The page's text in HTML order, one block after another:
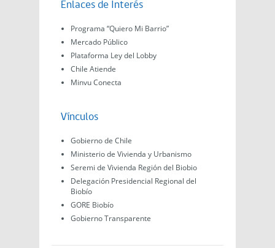
Enlaces de Interés
Programa “Quiero Mi Barrio”
Mercado Público
Plataforma Ley del Lobby
Chile Atiende
Minvu Conecta
Vínculos
Gobierno de Chile
Ministerio de Vivienda y Urbanismo
Seremi de Vivienda Región del Biobio
Delegación Presidencial Regional del
Biobío
GORE Biobío
Gobierno Transparente